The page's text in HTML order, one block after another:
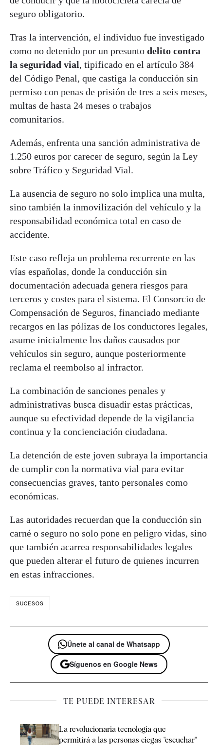
seguro obligatorio.
Tras la intervención, el individuo fue investigado
como no detenido por un presunto delito contra
la seguridad vial, tipificado en el artículo 384
del Código Penal, que castiga la conducción sin
permiso con penas de prisión de tres a seis meses,
multas de hasta 24 meses o trabajos
comunitarios.
Además, enfrenta una sanción administrativa de
1.250 euros por carecer de seguro, según la Ley
sobre Tráfico y Seguridad Vial.
La ausencia de seguro no solo implica una multa,
sino también la inmovilización del vehículo y la
responsabilidad económica total en caso de
accidente.
Este caso refleja un problema recurrente en las
vías españolas, donde la conducción sin
documentación adecuada genera riesgos para
terceros y costes para el sistema. El Consorcio de
Compensación de Seguros, financiado mediante
recargos en las pólizas de los conductores legales,
asume inicialmente los daños causados por
vehículos sin seguro, aunque posteriormente
reclama el reembolso al infractor.
La combinación de sanciones penales y
administrativas busca disuadir estas prácticas,
aunque su efectividad depende de la vigilancia
continua y la concienciación ciudadana.
La detención de este joven subraya la importancia
de cumplir con la normativa vial para evitar
consecuencias graves, tanto personales como
económicas.
Las autoridades recuerdan que la conducción sin
carné o seguro no solo pone en peligro vidas, sino
que también acarrea responsabilidades legales
que pueden alterar el futuro de quienes incurren
en estas infracciones.
SUCESOS
Únete al canal de Whatsapp
Síguenos en Google News
TE PUEDE INTERESAR
La revolucionaria tecnología que
permitirá a las personas ciegas "escuchar"